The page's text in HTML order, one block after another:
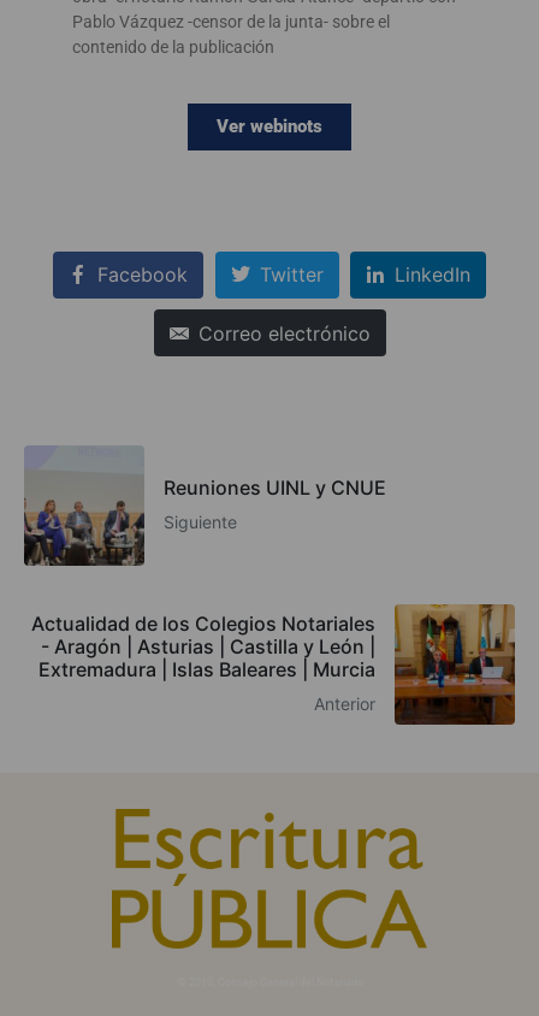
Pablo Vázquez -censor de la junta- sobre el
contenido de la publicación
Ver webinots
Facebook Twitter LinkedIn
Correo electrónico
Reuniones UINL y CNUE
Siguiente
Actualidad de los Colegios Notariales
- Aragón | Asturias | Castilla y León |
Extremadura | Islas Baleares | Murcia
Anterior